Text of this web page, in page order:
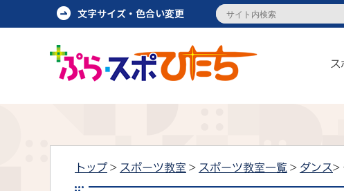
ス
トップ > スポーツ教室 > スポーツ教室一覧 > ダンス>